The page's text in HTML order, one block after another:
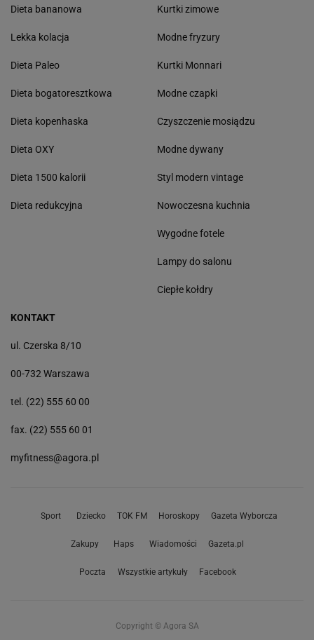
Dieta bananowa
Lekka kolacja
Dieta Paleo
Dieta bogatoresztkowa
Dieta kopenhaska
Dieta OXY
Dieta 1500 kalorii
Dieta redukcyjna
Kurtki zimowe
Modne fryzury
Kurtki Monnari
Modne czapki
Czyszczenie mosiądzu
Modne dywany
Styl modern vintage
Nowoczesna kuchnia
Wygodne fotele
Lampy do salonu
Ciepłe kołdry
KONTAKT
ul. Czerska 8/10
00-732 Warszawa
tel. (22) 555 60 00
fax. (22) 555 60 01
myfitness@agora.pl
Sport Dziecko TOK FM Horoskopy Gazeta Wyborcza
Zakupy Haps Wiadomości Gazeta.pl
Poczta Wszystkie artykuły Facebook
Copyright © Agora SA